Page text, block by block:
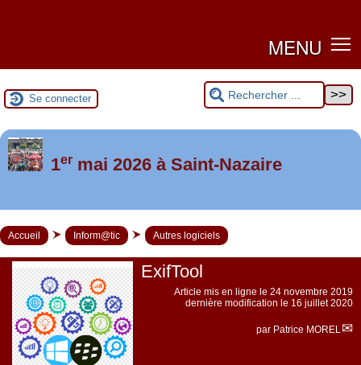
MENU
Se connecter
Foutez-nous la paix !
1ermai 2026 à Saint-Nazaire
Accueil Inform@tic Autres logiciels
ExifTool
Article mis en ligne le 24 novembre 2019
dernière modification le 16 juillet 2020
par Patrice MOREL